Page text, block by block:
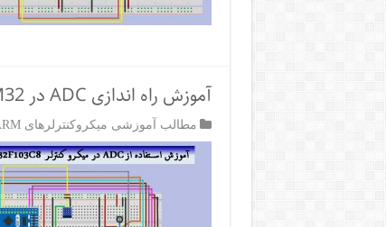
آموزش راه اندازی ADC در STM32 (اندازه‌گیری ولتاژ آنالوگ)
مطالب آموزشی میکروکنترلرهای ARM